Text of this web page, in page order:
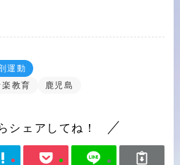
運動
楽教育 鹿児島
シェアしてね！